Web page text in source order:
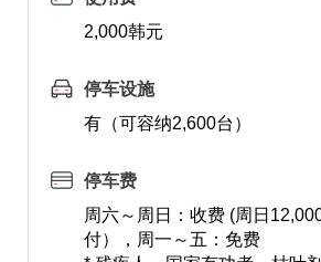
2,000韩元
停车设施
有（可容纳2,600台）
停车费
周六～周日：收费 (周日
付），周一～五：免费